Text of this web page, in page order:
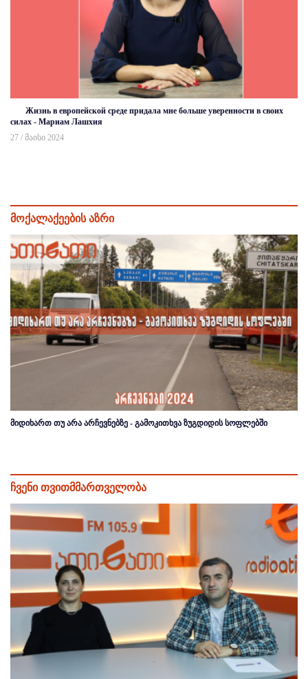
Жизнь в европейской среде придала мне больше уверенности в своих
силах - Мариам Лашхия
27 / მაისი 2024
მოქალაქეების აზრი
მიდიხართ თუ არა არჩევნებზე - გამოკითხვა ზუგდიდის სოფლებში
ჩვენი თვითმმართველობა